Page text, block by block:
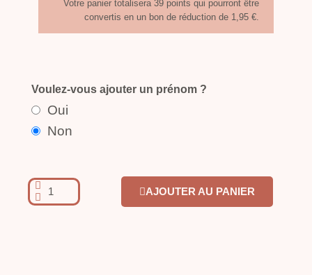
Votre panier totalisera 39 points qui pourront être
convertis en un bon de réduction de 1,95 €.
Voulez-vous ajouter un prénom ?
Oui
Non
AJOUTER AU PANIER